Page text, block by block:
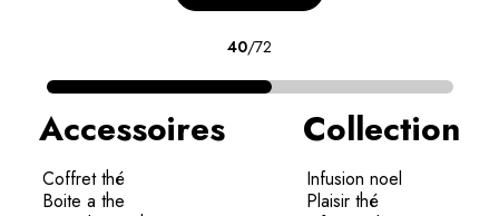
40/72
Accessoires
Coffret thé
Boite a the
Collection
Infusion noel
Plaisir thé